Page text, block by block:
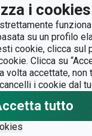
i cookies
su un profilo
cookie, clicca sul
Clicca su
accettate,
i cookie dal
tutto